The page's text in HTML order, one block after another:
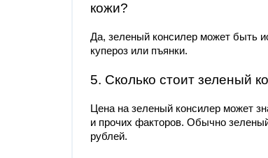
кожи?
Да, зеленый консилер может быть
купероз или пъянки.
5. Сколько стоит зеленый
Цена на зеленый консилер может
и прочих факторов. Обычно
рублей.